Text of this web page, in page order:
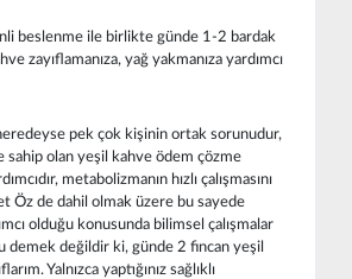
beslenme ile birlikte günde 1-2 bardak
zayıflamanıza, yağ yakmanıza yardımcı
pek çok kişinin ortak sorunudur,
sahip olan yeşil kahve ödem çözme
metabolizmanın hızlı çalışmasını
Öz de dahil olmak üzere bu sayede
olduğu konusunda bilimsel çalışmalar
demek değildir ki, günde 2 fincan yeşil
Yalnızca yaptığınız sağlıklı